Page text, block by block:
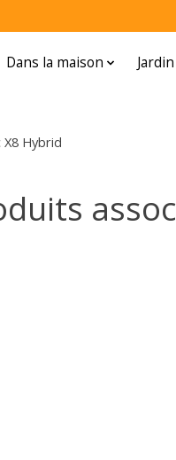
Dans la maison
X8 Hybrid